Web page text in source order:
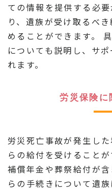
ての情報を提供する必
り、遺族が受け取るべ
めることができます。
についても説明し、サ
れます。
労災保険に
労災死亡事故が発生し
らの給付を受けること
補償年金や葬祭給付が
らの手続きについて遺